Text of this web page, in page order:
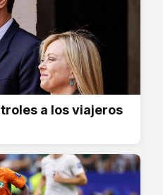
a los viajeros